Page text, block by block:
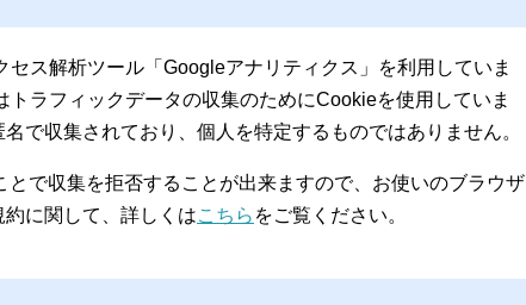
ス解析ツール「Googleアナリティクス」を利用していま
ラフィックデータの収集のためにCookieを使用していま
で収集されており、個人を特定するものではありません。
とで収集を拒否することが出来ますので、お使いのブラウザ
に関して、詳しくはこちら をご覧ください。